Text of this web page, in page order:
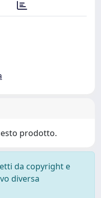
prodotto.
da copyright e
diversa